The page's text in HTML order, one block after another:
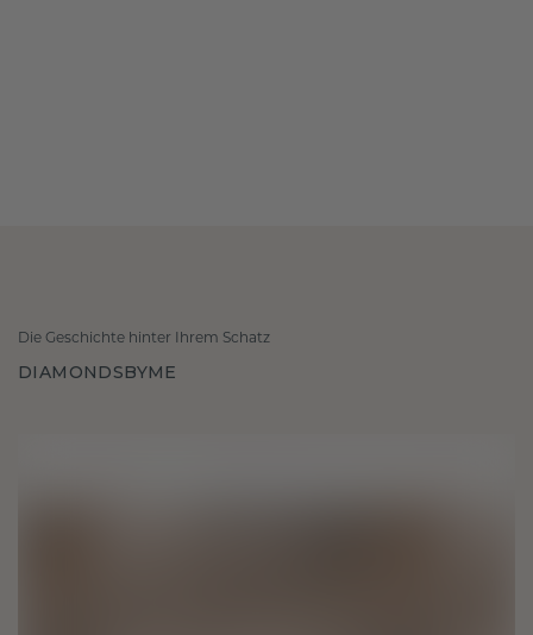
Die Geschichte hinter Ihrem Schatz
DIAMONDSBYME